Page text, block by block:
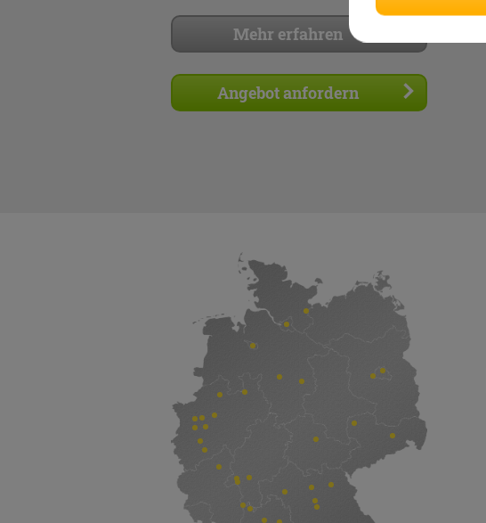
Mehr erfahren
Angebot anfordern